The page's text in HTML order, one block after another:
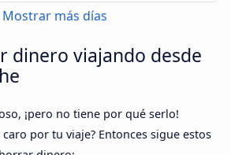
Mostrar más días
dinero viajando desde
¡pero no tiene por qué serlo!
por tu viaje? Entonces sigue estos